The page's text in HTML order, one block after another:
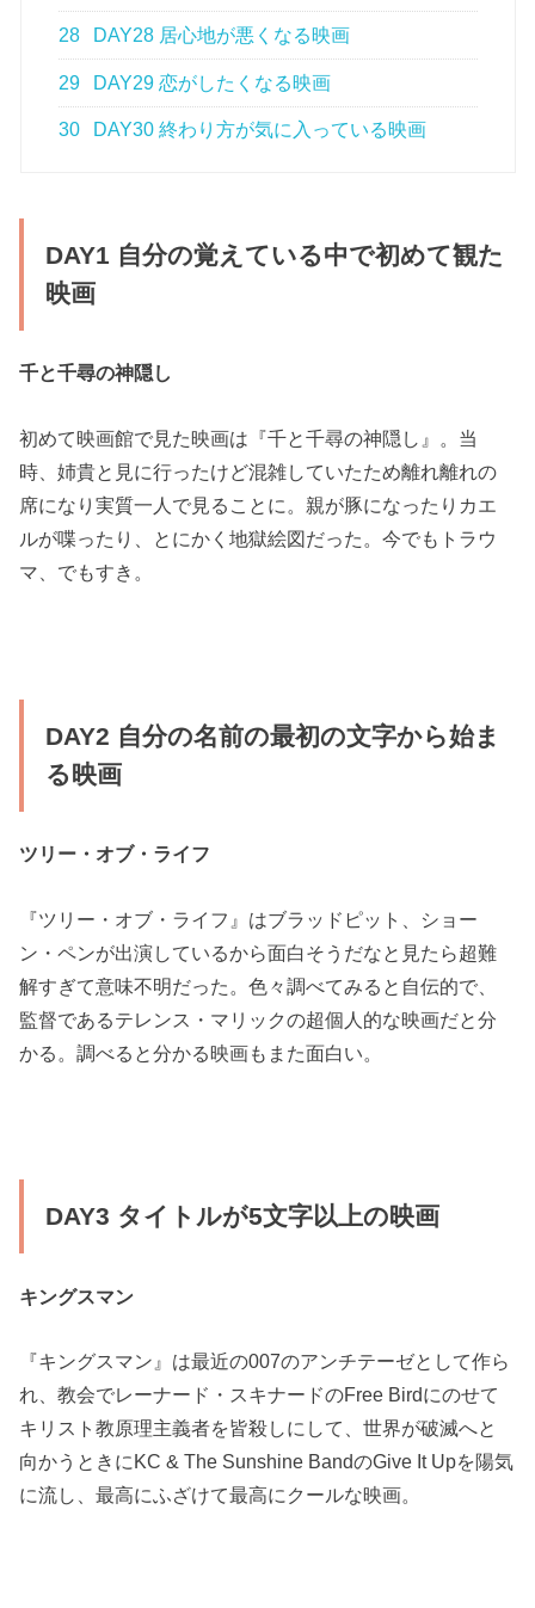
28 DAY28 居心地が悪くなる映画
29 DAY29 恋がしたくなる映画
30 DAY30 終わり方が気に入っている映画
DAY1 自分の覚えている中で初めて観た
映画
千と千尋の神隠し
初めて映画館で見た映画は『千と千尋の神隠し』。当
時、姉貴と見に行ったけど混雑していたため離れ離れの
席になり実質一人で見ることに。親が豚になったりカエ
ルが喋ったり、とにかく地獄絵図だった。今でもトラウ
マ、でもすき。
DAY2 自分の名前の最初の文字から始ま
る映画
ツリー・オブ・ライフ
『ツリー・オブ・ライフ』はブラッドピット、ショー
ン・ペンが出演しているから面白そうだなと見たら超難
解すぎて意味不明だった。色々調べてみると自伝的で、
監督であるテレンス・マリックの超個人的な映画だと分
かる。調べると分かる映画もまた面白い。
DAY3 タイトルが5文字以上の映画
キングスマン
『キングスマン』は最近の007のアンチテーゼとして作ら
れ、教会でレーナード・スキナードのFree Birdにのせて
キリスト教原理主義者を皆殺しにして、世界が破滅へと
向かうときにKC & The Sunshine BandのGive It Upを陽気
に流し、最高にふざけて最高にクールな映画。